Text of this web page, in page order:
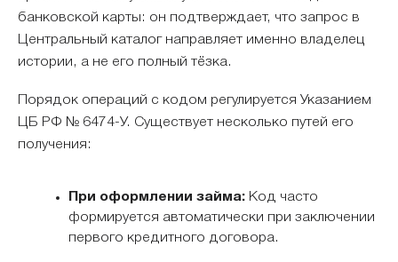
банковской карты: он подтверждает, что запрос в
Центральный каталог направляет именно владелец
истории, а не его полный тёзка.
Порядок операций с кодом регулируется Указанием
ЦБ РФ № 6474-У. Существует несколько путей его
получения:
При оформлении займа:Код часто
формируется автоматически при заключении
первого кредитного договора.